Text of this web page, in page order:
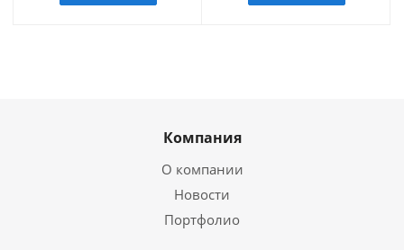
Компания
О компании
Новости
Портфолио